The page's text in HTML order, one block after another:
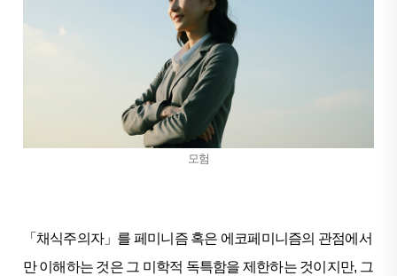
모험
「채식주의자」를 페미니즘 혹은 에코페미니즘의 관점에서
만 이해하는 것은 그 미학적 독특함을 제한하는 것이지만, 그